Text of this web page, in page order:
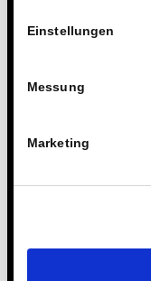
Einstellungen
Messung
Marketing